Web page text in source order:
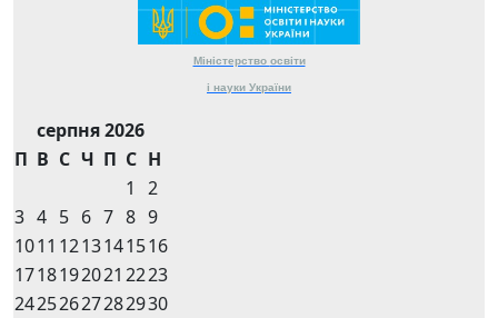
Міністерство освіти
і науки України
серпня 2026
П В С Ч П С Н
1
2
3 4 5 6 7 8 9
1011 1213141516
1718192021 2223
24252627282930